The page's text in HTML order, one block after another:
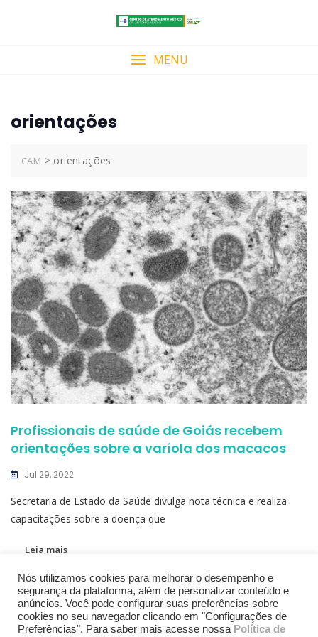
MENU
orientações
CAM > orientações
Profissionais de saúde de Goiás recebem
orientações sobre a varíola dos macacos
Jul 29, 2022
Secretaria de Estado da Saúde divulga nota técnica e realiza
capacitações sobre a doença que
Leia mais
Nós utilizamos cookies para melhorar o desempenho e
segurança da plataforma, além de personalizar conteúdo e
anúncios. Você pode configurar suas preferências sobre
cookies no seu navegador clicando em "Configurações de
Preferências". Para saber mais acesse nossa Política de